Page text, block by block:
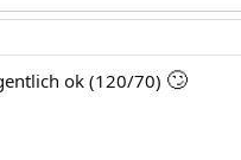
ok (120/70) 🙄